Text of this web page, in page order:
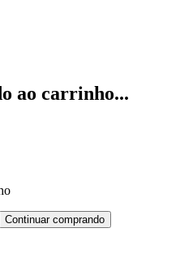
ao carrinho...
Continuar comprando